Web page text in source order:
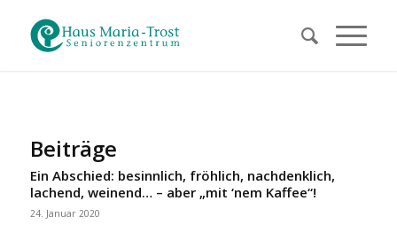
Beiträge
Ein Abschied: besinnlich, fröhlich, nachdenklich,
lachend, weinend… – aber „mit ‘nem Kaffee“!
24. Januar 2020